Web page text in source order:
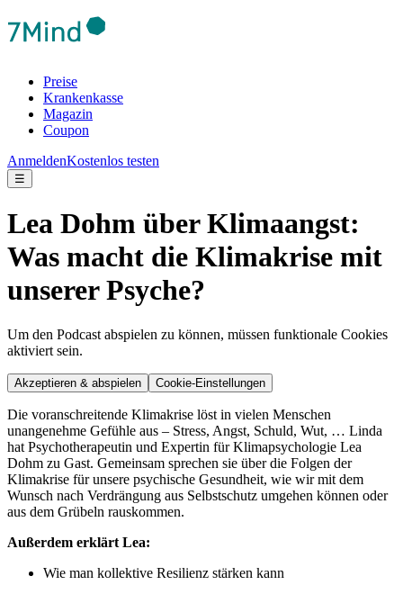
Preise
Krankenkasse
Magazin
Coupon
AnmeldenKostenlos testen
☰
Lea Dohm über Klimaangst:
Was macht die Klimakrise mit
unserer Psyche?
Um den Podcast abspielen zu können, müssen funktionale Cookies
aktiviert sein.
Akzeptieren & abspielen Cookie-Einstellungen
Die voranschreitende Klimakrise löst in vielen Menschen
unangenehme Gefühle aus – Stress, Angst, Schuld, Wut, … Linda
hat Psychotherapeutin und Expertin für Klimapsychologie Lea
Dohm zu Gast. Gemeinsam sprechen sie über die Folgen der
Klimakrise für unsere psychische Gesundheit, wie wir mit dem
Wunsch nach Verdrängung aus Selbstschutz umgehen können oder
aus dem Grübeln rauskommen.
Außerdem erklärt Lea:
Wie man kollektive Resilienz stärken kann